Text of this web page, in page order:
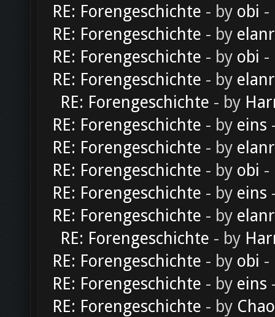
RE: Forengeschichte - by obi -
RE: Forengeschichte - by
RE: Forengeschichte - by obi -
RE: Forengeschichte - by
RE: Forengeschichte - by
RE: Forengeschichte - by eins
RE: Forengeschichte - by
RE: Forengeschichte - by obi -
RE: Forengeschichte - by eins
RE: Forengeschichte - by
RE: Forengeschichte - by
RE: Forengeschichte - by obi -
RE: Forengeschichte - by eins
RE: Forengeschichte - by